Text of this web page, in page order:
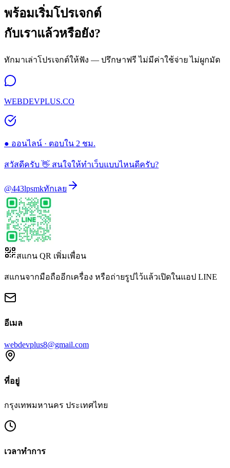
พร้อมเริ่มโปรเจกต์
กับเราแล้วหรือยัง?
ทักมาเล่าโปรเจกต์ให้ฟัง — ปรึกษาฟรี ไม่มีค่าใช้จ่าย ไม่ผูกมัด
WEBDEVPLUS.CO
● ออนไลน์ · ตอบใน 2 ชม.
สวัสดีครับ 👋 สนใจให้ทำเว็บแบบไหนดีครับ?
@443lpsmkทักเลย
สแกน QR เพิ่มเพื่อน
สแกนจากมือถืออีกเครื่อง หรือถ่ายรูปไว้แล้วเปิดในแอป LINE
อีเมล
webdevplus8@gmail.com
ที่อยู่
กรุงเทพมหานคร ประเทศไทย
เวลาทำการ